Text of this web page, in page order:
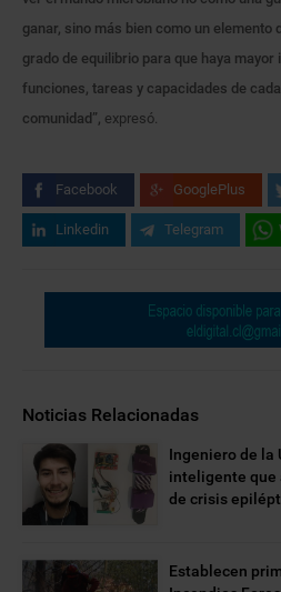
ganar, sino más bien como un elemento
grado de equilibrio para que haya
funciones, tareas y capacidades de
comunidad”, expresó.
Facebook GooglePlus
Linkedin Telegram
Noticias Relacionadas
Ingeniero de la
inteligente que
de crisis
Establecen